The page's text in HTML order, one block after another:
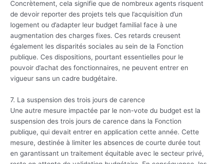
Concrètement, cela signifie que de nombreux agents risquent
de devoir reporter des projets tels que l’acquisition d’un
logement ou d’adapter leur budget familial face à une
augmentation des charges fixes. Ces retards creusent
également les disparités sociales au sein de la Fonction
publique. Ces dispositions, pourtant essentielles pour le
pouvoir d’achat des fonctionnaires, ne peuvent entrer en
vigueur sans un cadre budgétaire.
7. La suspension des trois jours de carence
Une autre mesure impactée par le non-vote du budget est la
suspension des trois jours de carence dans la Fonction
publique, qui devait entrer en application cette année. Cette
mesure, destinée à limiter les absences de courte durée tout
en garantissant un traitement équitable avec le secteur privé,